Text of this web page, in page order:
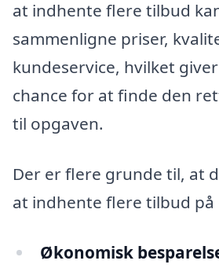
at indhente flere tilbud
sammenligne priser,
kundeservice, hvilket
chance for at finde den
til opgaven.
Der er flere grunde til, at
at indhente flere tilbud
Økonomisk